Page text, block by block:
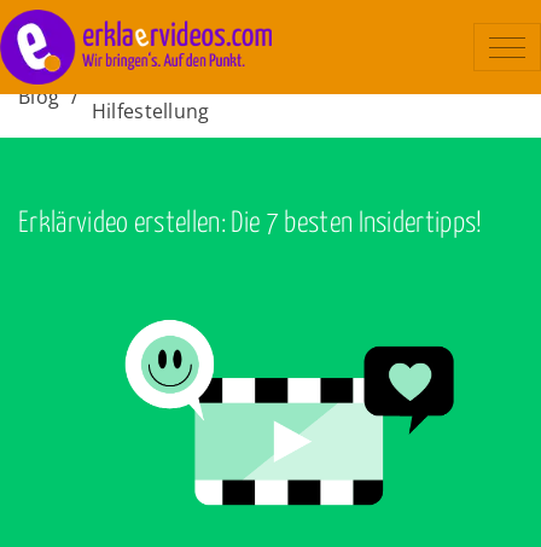
Erklärvideo
Ablauf
Über uns
Kontakt
Blog /
Hilfestellung
Erklärvideo erstellen: Die 7 besten Insidertipps!